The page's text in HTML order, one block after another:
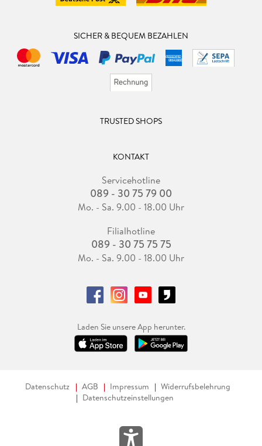
SICHER & BEQUEM BEZAHLEN
TRUSTED SHOPS
KONTAKT
Servicehotline
089 - 30 75 79 00
Mo. - Sa. 9.00 - 18.00 Uhr
Filialhotline
089 - 30 75 75 75
Mo. - Sa. 9.00 - 18.00 Uhr
Laden Sie unsere App herunter.
Datenschutz AGB Impressum
Widerrufsbelehrung
Datenschutzeinstellungen